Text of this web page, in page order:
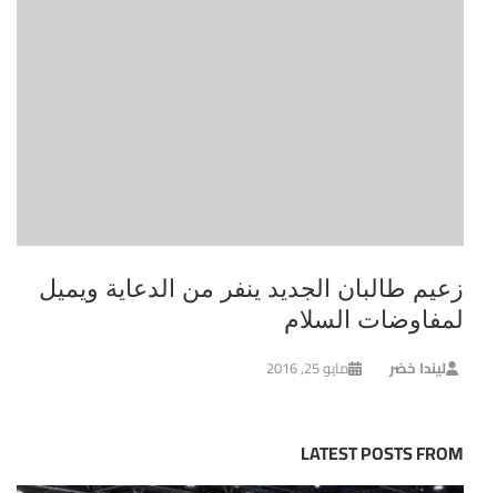
زعيم طالبان الجديد ينفر من الدعاية ويميل
لمفاوضات السلام
ليندا خضر مايو 25, 2016
LATEST POSTS FROM